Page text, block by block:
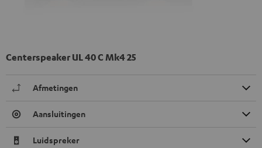
Centerspeaker UL 40 C Mk4 25
Afmetingen
Aansluitingen
Luidspreker